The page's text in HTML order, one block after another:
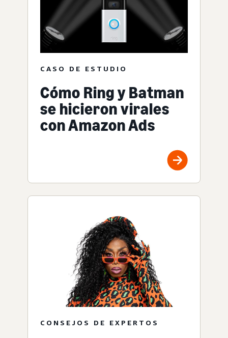
CASO DE ESTUDIO
Cómo Ring y Batman
se hicieron virales
con Amazon Ads
CONSEJOS DE EXPERTOS